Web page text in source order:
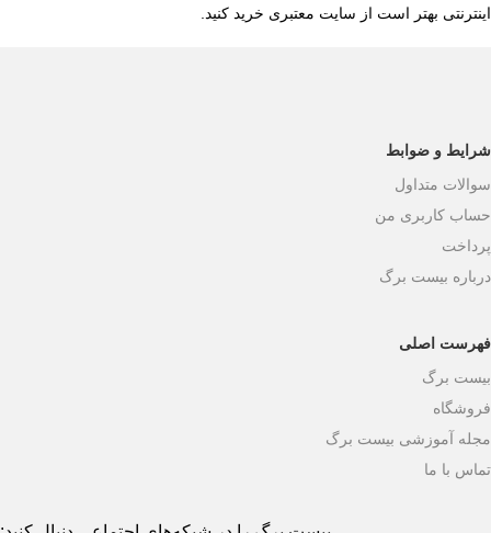
اینترنتی بهتر است از سایت معتبری خرید کنید.
شرایط و ضوابط
سوالات متداول
حساب کاربری من
پرداخت
درباره بیست برگ
فهرست اصلی
بیست برگ
فروشگاه
مجله آموزشی بیست برگ
تماس با ما